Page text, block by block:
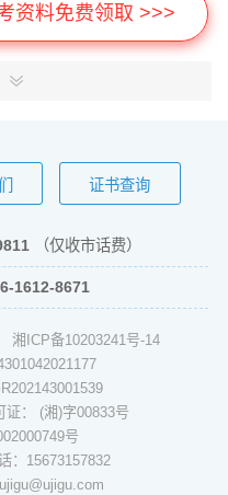
资料免费领取 >>>
证书查询
（仅收市话费）
1612-8671
湘ICP备10203241号-14
证： (湘)字00833号
号
：15673157832